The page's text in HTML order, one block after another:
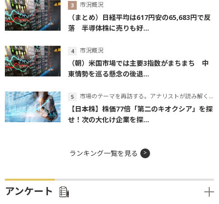
市況概況
（まとめ）日経平均は617円安の65,683円で反
落 半導体株に売りも好...
市況概況
（朝）米国市場では主要3指数がまちまち 中
東情勢を巡る懸念の後退...
市場のテーマを再訪する。アナリストが読み解くテーマの本質
【日本株】株価77倍「第二のキオクシア」を探
せ！次の大化け企業を探...
ランキング一覧を見る
アンケート